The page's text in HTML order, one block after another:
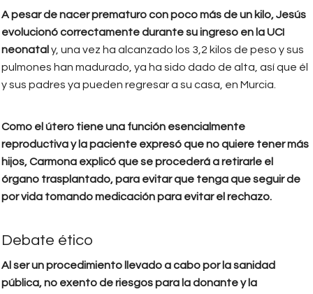
A pesar de nacer prematuro con poco más de un kilo, Jesús
evolucionó correctamente durante su ingreso en la UCI
neonatal y, una vez ha alcanzado los 3,2 kilos de peso y sus
pulmones han madurado, ya ha sido dado de alta, así que él
y sus padres ya pueden regresar a su casa, en Murcia.
Como el útero tiene una función esencialmente
reproductiva y la paciente expresó que no quiere tener más
hijos, Carmona explicó que se procederá a retirarle el
órgano trasplantado, para evitar que tenga que seguir de
por vida tomando medicación para evitar el rechazo.
Debate ético
Al ser un procedimiento llevado a cabo por la sanidad
pública, no exento de riesgos para la donante y la